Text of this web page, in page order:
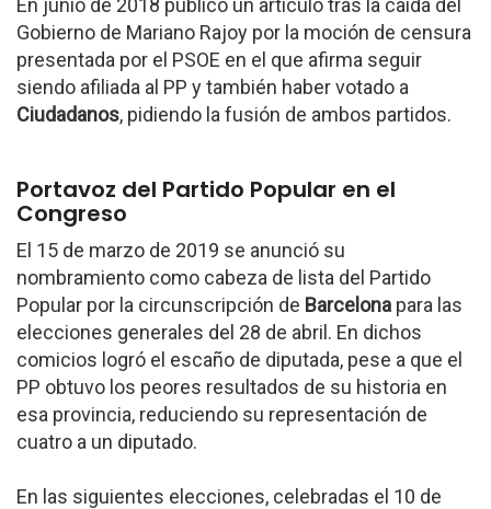
En junio de 2018 publicó un artículo tras la caída del
Gobierno de Mariano Rajoy por la moción de censura
presentada por el PSOE en el que afirma seguir
siendo afiliada al PP y también haber votado a
Ciudadanos, pidiendo la fusión de ambos partidos.
Portavoz del Partido Popular en el
Congreso
El 15 de marzo de 2019 se anunció su
nombramiento como cabeza de lista del Partido
Popular por la circunscripción de Barcelona para las
elecciones generales del 28 de abril. En dichos
comicios logró el escaño de diputada, pese a que el
PP obtuvo los peores resultados de su historia en
esa provincia, reduciendo su representación de
cuatro a un diputado.
En las siguientes elecciones, celebradas el 10 de